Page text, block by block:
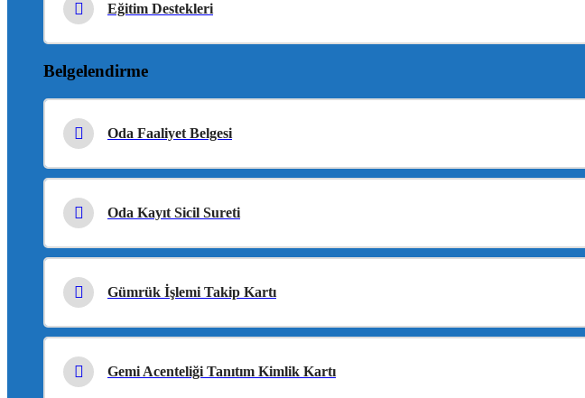
Eğitim Destekleri
Belgelendirme
Oda Faaliyet Belgesi
Oda Kayıt Sicil Sureti
Gümrük İşlemi Takip Kartı
Gemi Acenteliği Tanıtım Kimlik Kartı